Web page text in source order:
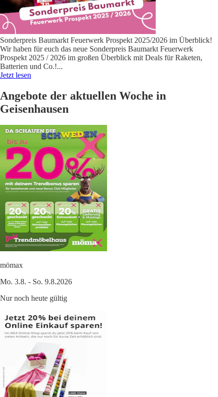
Sonderpreis Baumarkt Feuerwerk Prospekt 2025/2026 im Überblick!
Wir haben für euch das neue Sonderpreis Baumarkt Feuerwerk
Prospekt 2025 / 2026 im großen Überblick mit Deals für Raketen,
Batterien und Co.!...
Jetzt lesen
Angebote der aktuellen Woche in
Geisenhausen
mömax
Mo. 3.8. - So. 9.8.2026
Nur noch heute gültig